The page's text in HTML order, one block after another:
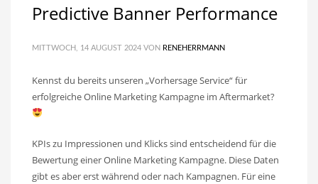
Predictive Banner Performance
MITTWOCH, 14 AUGUST 2024 VON RENEHERRMANN
Kennst du bereits unseren „Vorhersage Service“ für
erfolgreiche Online Marketing Kampagne im Aftermarket?
KPIs zu Impressionen und Klicks sind entscheidend für die
Bewertung einer Online Marketing Kampagne. Diese Daten
gibt es aber erst während oder nach Kampagnen. Für eine